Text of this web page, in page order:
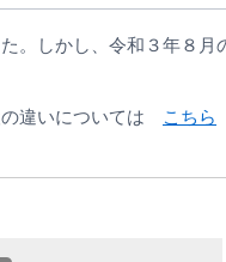
。しかし、令和３年８月
の違いについては こちら